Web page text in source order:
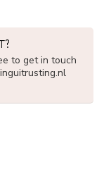
to get in touch